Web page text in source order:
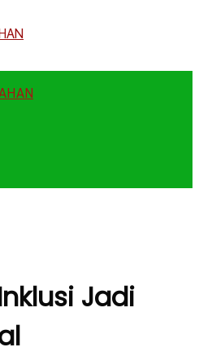
Jadi